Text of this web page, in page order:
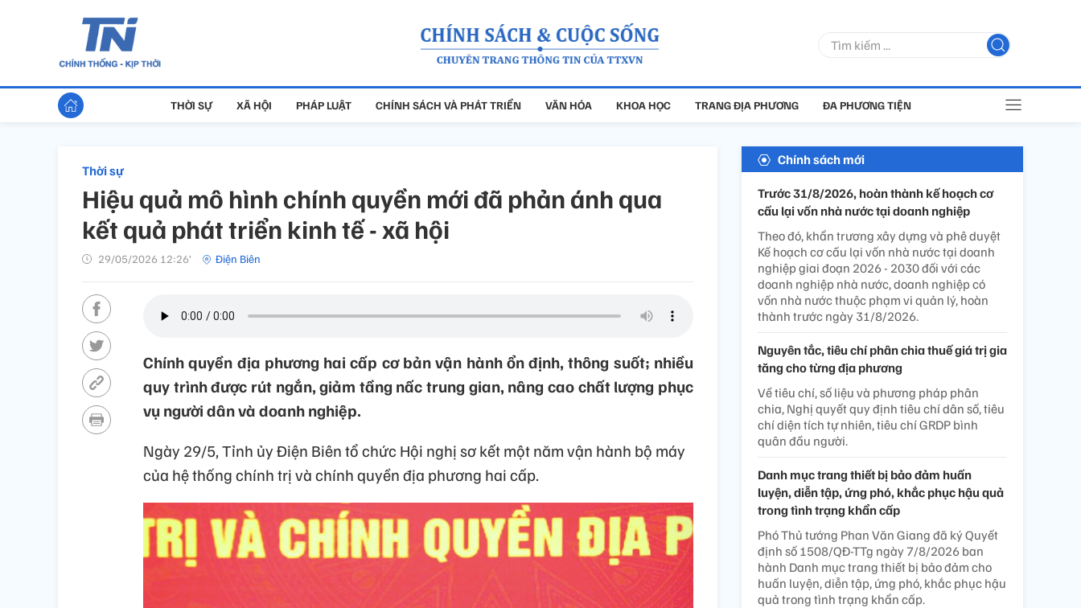
THỜI SỰ XÃ HỘI PHÁP LUẬT CHÍNH SÁCH VÀ PHÁT TRIỂN VĂN HÓA KHOA HỌC TRANG ĐỊA PHƯƠNG ĐA PHƯƠNG TIỆN
Thời sự
Hiệu quả mô hình chính quyền mới đã phản ánh qua
kết quả phát triển kinh tế - xã hội
29/05/2026 12:26’ Điện Biên
Chính quyền địa phương hai cấp cơ bản vận hành ổn định, thông suốt; nhiều
quy trình được rút ngắn, giảm tầng nấc trung gian, nâng cao chất lượng phục
vụ người dân và doanh nghiệp.
Ngày 29/5, Tỉnh ủy Điện Biên tổ chức Hội nghị sơ kết một năm vận hành bộ máy
của hệ thống chính trị và chính quyền địa phương hai cấp.
Chính sách mới
Trước 31/8/2026, hoàn thành kế hoạch cơ
cấu lại vốn nhà nước tại doanh nghiệp
Theo đó, khẩn trương xây dựng và phê duyệt
Kế hoạch cơ cấu lại vốn nhà nước tại doanh
nghiệp giai đoạn 2026 - 2030 đối với các
doanh nghiệp nhà nước, doanh nghiệp có
vốn nhà nước thuộc phạm vi quản lý, hoàn
thành trước ngày 31/8/2026.
Nguyên tắc, tiêu chí phân chia thuế giá trị gia
tăng cho từng địa phương
Về tiêu chí, số liệu và phương pháp phân
chia, Nghị quyết quy định tiêu chí dân số, tiêu
chí diện tích tự nhiên, tiêu chí GRDP bình
quân đầu người.
Danh mục trang thiết bị bảo đảm huấn
luyện, diễn tập, ứng phó, khắc phục hậu quả
trong tình trạng khẩn cấp
Phó Thủ tướng Phan Văn Giang đã ký Quyết
định số 1508/QĐ-TTg ngày 7/8/2026 ban
hành Danh mục trang thiết bị bảo đảm cho
huấn luyện, diễn tập, ứng phó, khắc phục hậu
quả trong tình trạng khẩn cấp.